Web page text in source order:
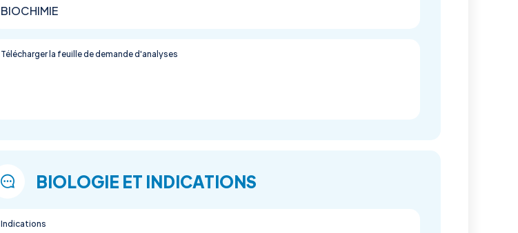
BIOCHIMIE
Télécharger la feuille de demande d'analyses
BIOLOGIE ET INDICATIONS
Indications